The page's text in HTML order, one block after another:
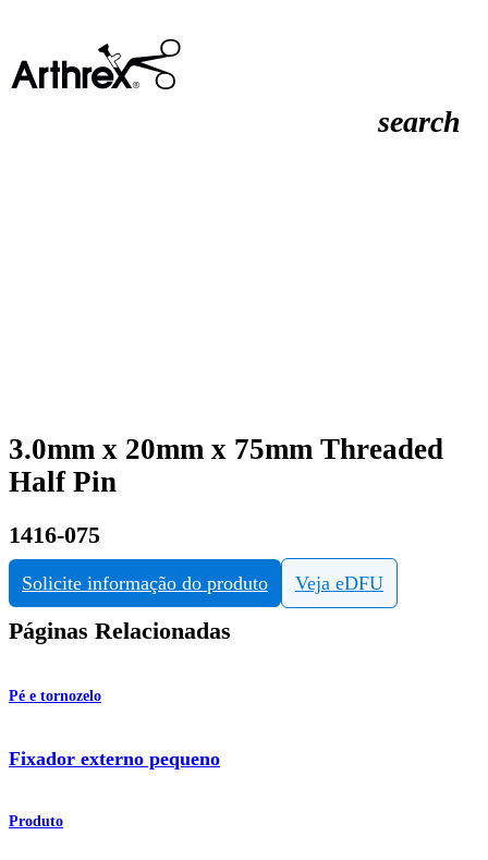
search
3.0mm x 20mm x 75mm Threaded
Half Pin
1416-075
Solicite informação do produto Veja eDFU
Páginas Relacionadas
Pé e tornozelo
Fixador externo pequeno
Produto